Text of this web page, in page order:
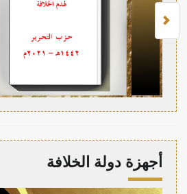
أجهزة دولة الخلافة